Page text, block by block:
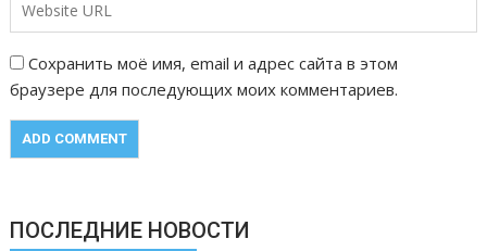
Сохранить моё имя, email и адрес сайта в этом
браузере для последующих моих комментариев.
ПОСЛЕДНИЕ НОВОСТИ